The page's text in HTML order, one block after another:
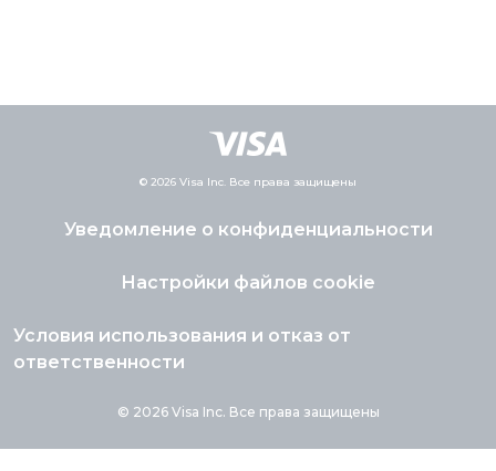
© 2026 Visa Inc. Все права защищены
Уведомление о конфиденциальности
Настройки файлов cookie
Условия использования и отказ от
ответственности
© 2026 Visa Inc. Все права защищены